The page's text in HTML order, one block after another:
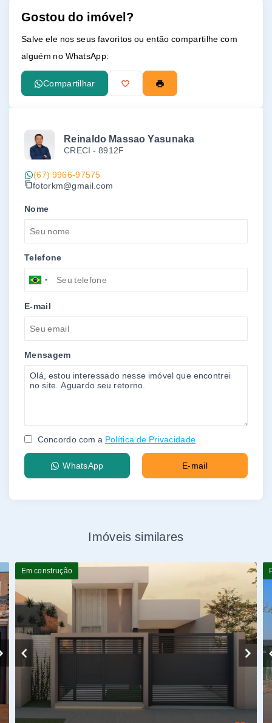
Gostou do imóvel?
Salve ele nos seus favoritos ou então compartilhe com
alguém no WhatsApp:
Compartilhar
Reinaldo Massao Yasunaka
CRECI - 8912F
(67) 9966-97575
fotorkm@gmail.com
Nome
Telefone
E-mail
Mensagem
Concordo com a Política de Privacidade
WhatsApp E-mail
Imóveis similares
Em construção